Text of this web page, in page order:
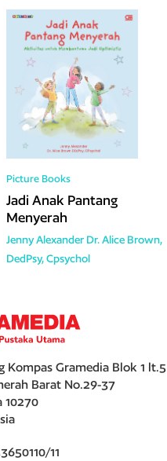
Picture Books
Jadi Anak Pantang
Menyerah
Jenny Alexander Dr. Alice Brown,
DedPsy, Cpsychol
Kompas Gramedia Blok 1 lt.5
Barat No.29-37
10270
11